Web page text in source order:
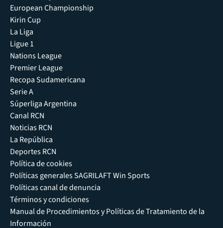
European Championship
Kirin Cup
La Liga
Ligue 1
Nations League
Premier League
Recopa Sudamericana
Serie A
Súperliga Argentina
Canal RCN
Noticias RCN
La República
Deportes RCN
Política de cookies
Políticas generales SAGRILAFT Win Sports
Políticas canal de denuncia
Términos y condiciones
Manual de Procedimientos y Políticas de Tratamiento de la
Información